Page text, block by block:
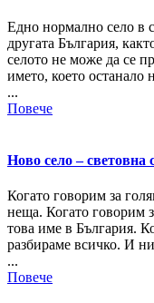
Едно нормално село в
другата България,
селото не може да се
името, което останало
...
Повече
Ново село – световна
Когато говорим за
неща. Когато говорим
това име в България.
разбираме всичко. И
...
Повече